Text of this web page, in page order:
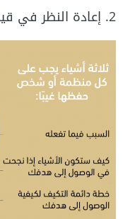
2. إعادة النظر في قيم الشركة ورؤيتها وأهدافها